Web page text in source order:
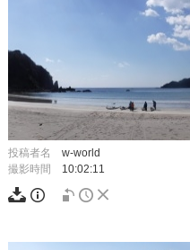
投稿者名
w-world
撮影時間
10:02:11